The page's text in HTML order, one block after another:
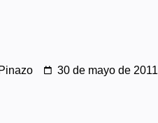
30 de mayo de 2011